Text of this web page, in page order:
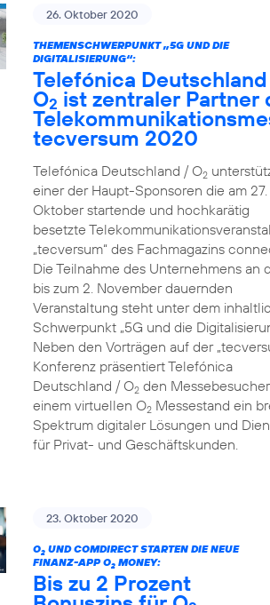
26. Oktober 2020
THEMENSCHWERPUNKT „5G UND DIE
DIGITALISIERUNG“:
Telefónica
O2 ist zentraler Partner
tecversum 2020
Telefónica Deutschland / O2
einer der Haupt-Sponsoren die am 27.
Oktober startende und hochkarätig
besetzte
„tecversum“ des Fachmagazins
Die Teilnahme des Unternehmens an
bis zum 2. November dauernden
Veranstaltung steht unter dem
Schwerpunkt „5G und die
Neben den Vorträgen auf der
Konferenz präsentiert Telefónica
Deutschland / O2den
einem virtuellen O2Messestand ein
Spektrum digitaler Lösungen und
für Privat- und Geschäftskunden.
23. Oktober 2020
O2UND COMDIRECT STARTEN DIE NEUE
FINANZ-APP O2MONEY:
Bis zu 2 Prozent